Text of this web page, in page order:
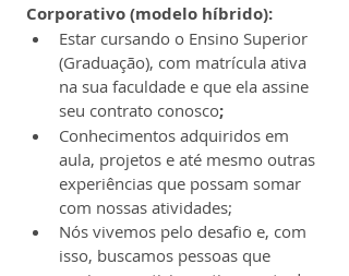
Corporativo (modelo híbrido):
Estar cursando o Ensino Superior
(Graduação), com matrícula ativa
na sua faculdade e que ela assine
seu contrato conosco;
Conhecimentos adquiridos em
aula, projetos e até mesmo outras
experiências que possam somar
com nossas atividades;
Nós vivemos pelo desafio e, com
isso, buscamos pessoas que